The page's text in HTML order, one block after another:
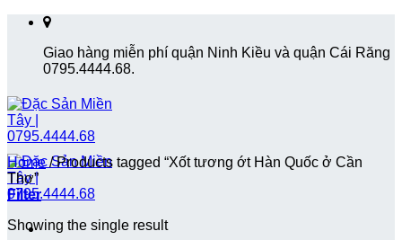
Skip
contentGiao hàng miễn phí quận Ninh Kiều và quận Cái Răng
0795.4444.68.
Home /Products tagged “Xốt tương ớt Hàn Quốc ở Cần
Thơ”
Filter
Showing the single result